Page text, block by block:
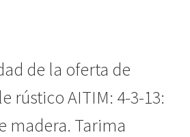
de la oferta de
rústico AITIM: 4-3-13:
madera. Tarima